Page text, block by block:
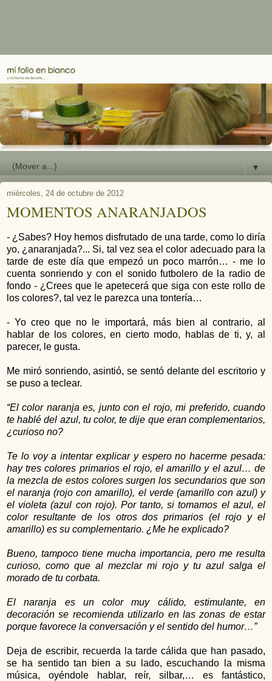
▼
miércoles, 24 de octubre de 2012
MOMENTOS ANARANJADOS
- ¿Sabes? Hoy hemos disfrutado de una tarde, como lo diría
yo, ¿anaranjada?... Si, tal vez sea el color adecuado para la
tarde de este día que empezó un poco marrón… - me lo
cuenta sonriendo y con el sonido futbolero de la radio de
fondo - ¿Crees que le apetecerá que siga con este rollo de
los colores?, tal vez le parezca una tontería…
- Yo creo que no le importará, más bien al contrario, al
hablar de los colores, en cierto modo, hablas de ti, y, al
parecer, le gusta.
Me miró sonriendo, asintió, se sentó delante del escritorio y
se puso a teclear.
“El color naranja es, junto con el rojo, mi preferido, cuando
te hablé del azul, tu color, te dije que eran complementarios,
¿curioso no?
Te lo voy a intentar explicar y espero no hacerme pesada:
hay tres colores primarios el rojo, el amarillo y el azul… de
la mezcla de estos colores surgen los secundarios que son
el naranja (rojo con amarillo), el verde (amarillo con azul) y
el violeta (azul con rojo). Por tanto, si tomamos el azul, el
color resultante de los otros dos primarios (el rojo y el
amarillo) es su complementario. ¿Me he explicado?
Bueno, tampoco tiene mucha importancia, pero me resulta
curioso, como que al mezclar mi rojo y tu azul salga el
morado de tu corbata.
El naranja es un color muy cálido, estimulante, en
decoración se recomienda utilizarlo en las zonas de estar
porque favorece la conversación y el sentido del humor…”
Deja de escribir, recuerda la tarde cálida que han pasado,
se ha sentido tan bien a su lado, escuchando la misma
música, oyéndole hablar, reír, silbar,… es fantástico,